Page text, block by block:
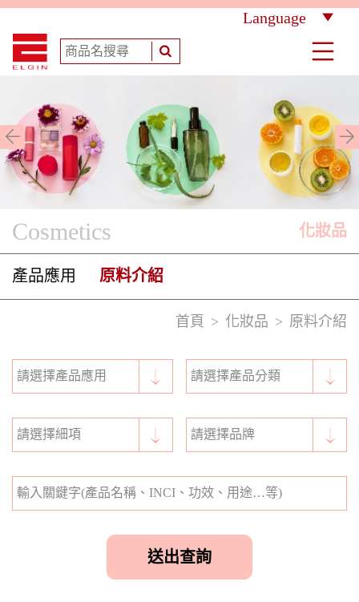
Language
Cosmetics 化妝品
產品應用 原料介紹
首頁 化妝品 原料介紹